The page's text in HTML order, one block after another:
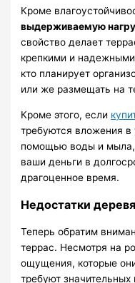
Кроме
выдерживаемую
свойство делает
крепкими и
кто планирует
или же размещать на
Кроме этого, если
требуются вложения
помощью воды и мыла,
ваши деньги в
драгоценное время.
Недостатки
Теперь обратим
террас. Несмотря на
ощущения, которые
требуют